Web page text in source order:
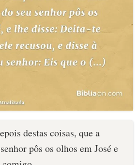
destas coisas, que a
pôs os olhos em José e